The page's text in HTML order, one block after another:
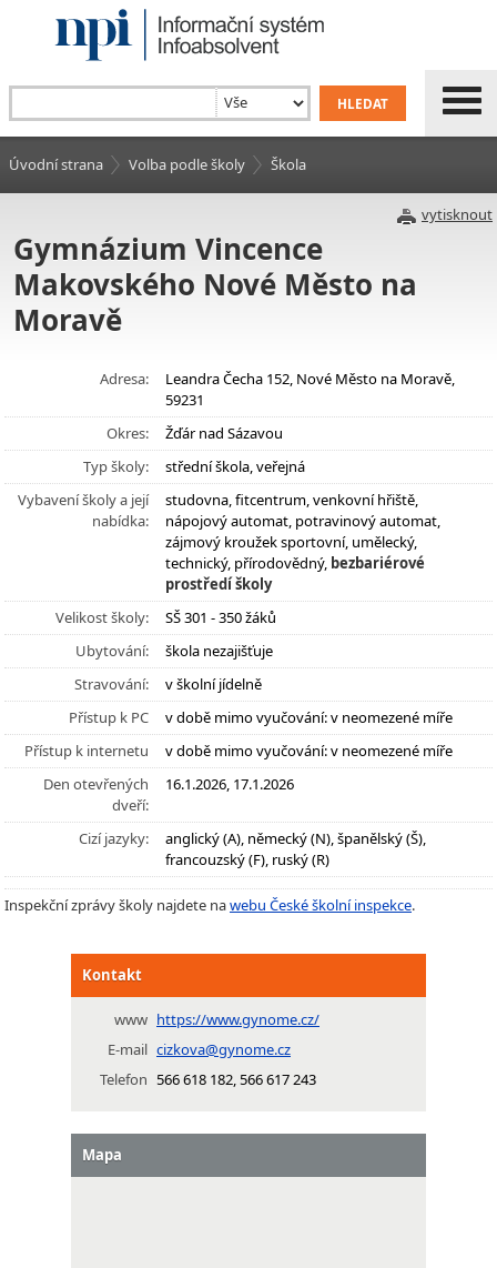
Úvodní strana Volba podle školy Škola
vytisknout
Gymnázium Vincence
Makovského Nové Město na
Moravě
Adresa:
Leandra Čecha 152, Nové Město na Moravě,
59231
Okres:
Žďár nad Sázavou
Typ školy:
střední škola, veřejná
Vybavení školy a její
nabídka:
studovna, fitcentrum, venkovní hřiště,
nápojový automat, potravinový automat,
zájmový kroužek sportovní, umělecký,
technický, přírodovědný, bezbariérové
prostředí školy
Velikost školy:
SŠ 301 - 350 žáků
Ubytování:
škola nezajišťuje
Stravování:
v školní jídelně
Přístup k PC
v době mimo vyučování: v neomezené míře
Přístup k internetu
v době mimo vyučování: v neomezené míře
Den otevřených
dveří:
16.1.2026, 17.1.2026
Cizí jazyky:
anglický (A), německý (N), španělský (Š),
francouzský (F), ruský (R)
Inspekční zprávy školy najdete nawebu České školní inspekce.
Kontakt
www https://www.gynome.cz/
E-mail cizkova@gynome.cz
Telefon 566 618 182, 566 617 243
Mapa